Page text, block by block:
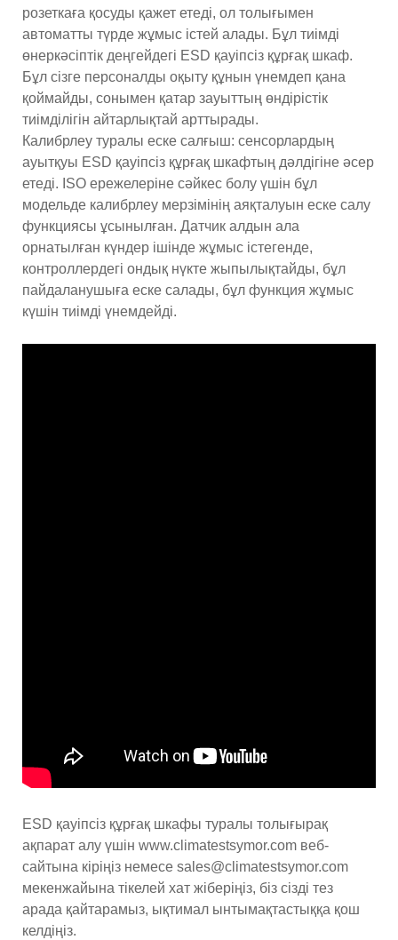
розеткаға қосуды қажет етеді, ол толығымен
автоматты түрде жұмыс істей алады. Бұл тиімді
өнеркәсіптік деңгейдегі ESD қауіпсіз құрғақ шкаф.
Бұл сізге персоналды оқыту құнын үнемдеп қана
қоймайды, сонымен қатар зауыттың өндірістік
тиімділігін айтарлықтай арттырады.
Калибрлеу туралы еске салғыш: сенсорлардың
ауытқуы ESD қауіпсіз құрғақ шкафтың дәлдігіне әсер
етеді. ISO ережелеріне сәйкес болу үшін бұл
модельде калибрлеу мерзімінің аяқталуын еске салу
функциясы ұсынылған. Датчик алдын ала
орнатылған күндер ішінде жұмыс істегенде,
контроллердегі ондық нүкте жыпылықтайды, бұл
пайдаланушыға еске салады, бұл функция жұмыс
күшін тиімді үнемдейді.
ESD қауіпсіз құрғақ шкафы туралы толығырақ
ақпарат алу үшін www.climatestsymor.com веб-
сайтына кіріңіз немесе sales@climatestsymor.com
мекенжайына тікелей хат жіберіңіз, біз сізді тез
арада қайтарамыз, ықтимал ынтымақтастыққа қош
келдіңіз.